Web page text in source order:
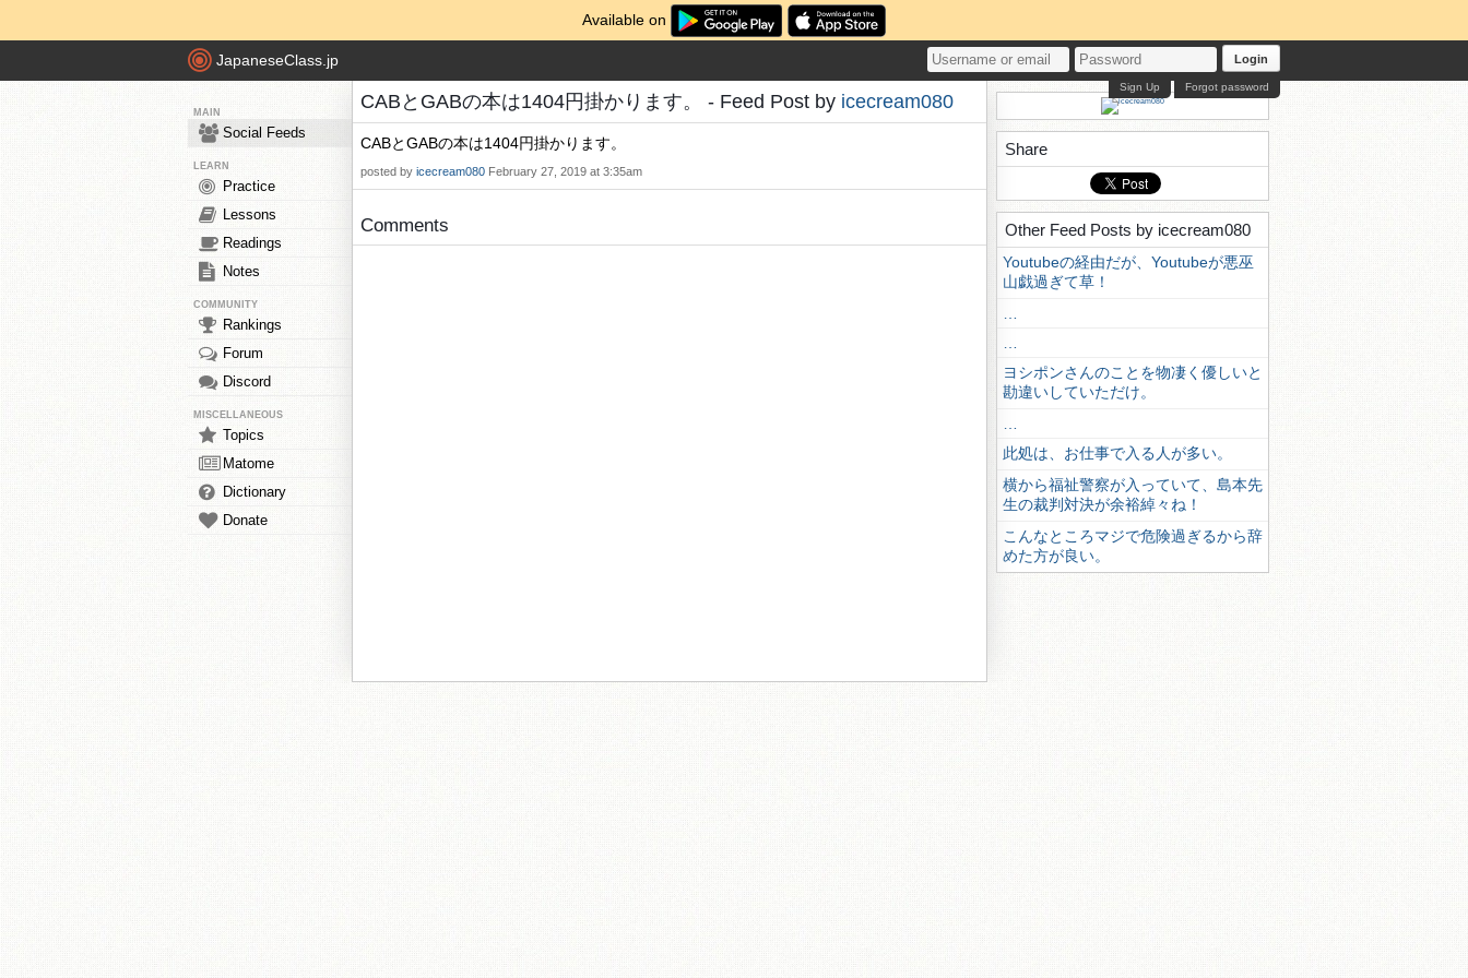
Available on
JapaneseClass.jp Login
Forgot password
Sign Up
MAIN
Social Feeds
LEARN
Practice
Lessons
Readings
Notes
COMMUNITY
Rankings
Forum
Discord
MISCELLANEOUS
Topics
Matome
Dictionary
Donate
CABとGABの本は1404円掛かります。 - Feed Post by icecream080
CABとGABの本は1404円掛かります。
posted by icecream080 February 27, 2019 at 3:35am
Comments
Share
Other Feed Posts by icecream080
Youtubeの経由だが、Youtubeが悪巫
山戯過ぎて草！
ヨシポンさんのことを物凄く優しいと
勘違いしていただけ。
此処は、お仕事で入る人が多い。
横から福祉警察が入っていて、島本先
生の裁判対決が余裕綽々ね！
こんなところマジで危険過ぎるから辞
めた方が良い。